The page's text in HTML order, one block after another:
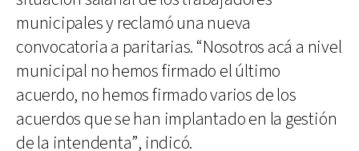
municipales y reclamó una nueva
convocatoria a paritarias. “Nosotros acá a nivel
municipal no hemos firmado el último
acuerdo, no hemos firmado varios de los
acuerdos que se han implantado en la gestión
de la intendenta”, indicó.